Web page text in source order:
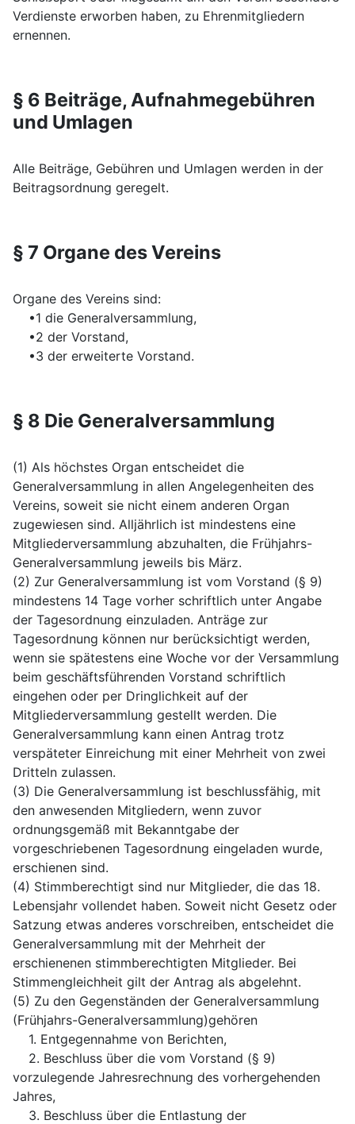
Verdienste erworben haben, zu Ehrenmitgliedern
ernennen.
§ 6 Beiträge, Aufnahmegebühren
und Umlagen
Alle Beiträge, Gebühren und Umlagen werden in der
Beitragsordnung geregelt.
§ 7 Organe des Vereins
Organe des Vereins sind:
•1 die Generalversammlung,
•2 der Vorstand,
•3 der erweiterte Vorstand.
§ 8 Die Generalversammlung
(1) Als höchstes Organ entscheidet die
Generalversammlung in allen Angelegenheiten des
Vereins, soweit sie nicht einem anderen Organ
zugewiesen sind. Alljährlich ist mindestens eine
Mitgliederversammlung abzuhalten, die Frühjahrs-
Generalversammlung jeweils bis März.
(2) Zur Generalversammlung ist vom Vorstand (§ 9)
mindestens 14 Tage vorher schriftlich unter Angabe
der Tagesordnung einzuladen. Anträge zur
Tagesordnung können nur berücksichtigt werden,
wenn sie spätestens eine Woche vor der Versammlung
beim geschäftsführenden Vorstand schriftlich
eingehen oder per Dringlichkeit auf der
Mitgliederversammlung gestellt werden. Die
Generalversammlung kann einen Antrag trotz
verspäteter Einreichung mit einer Mehrheit von zwei
Dritteln zulassen.
(3) Die Generalversammlung ist beschlussfähig, mit
den anwesenden Mitgliedern, wenn zuvor
ordnungsgemäß mit Bekanntgabe der
vorgeschriebenen Tagesordnung eingeladen wurde,
erschienen sind.
(4) Stimmberechtigt sind nur Mitglieder, die das 18.
Lebensjahr vollendet haben. Soweit nicht Gesetz oder
Satzung etwas anderes vorschreiben, entscheidet die
Generalversammlung mit der Mehrheit der
erschienenen stimmberechtigten Mitglieder. Bei
Stimmengleichheit gilt der Antrag als abgelehnt.
(5) Zu den Gegenständen der Generalversammlung
(Frühjahrs-Generalversammlung)gehören
1. Entgegennahme von Berichten,
2. Beschluss über die vom Vorstand (§ 9)
vorzulegende Jahresrechnung des vorhergehenden
Jahres,
3. Beschluss über die Entlastung der